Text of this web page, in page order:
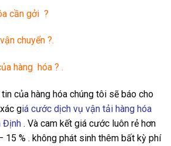
cần gởi ?
chuyển ?.
hàng hóa ? .
của hàng hóa chúng tôi sẽ báo cho
giá cước dịch vụ vận tải hàng hóa
Định . Và cam kết giá cước luôn rẻ hơn
% . không phát sinh thêm bất kỳ phí